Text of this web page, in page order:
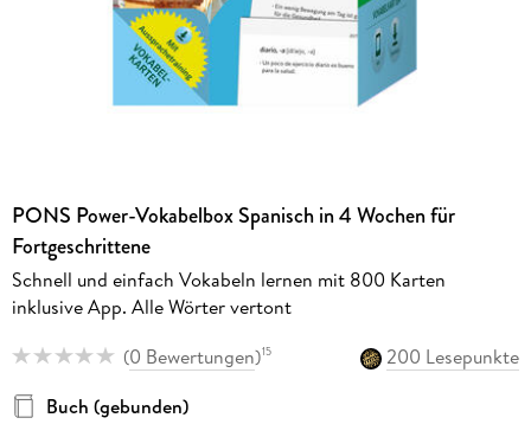
PONS Power-Vokabelbox Spanisch in 4 Wochen für
Fortgeschrittene
Schnell und einfach Vokabeln lernen mit 800 Karten
inklusive App. Alle Wörter vertont
(0 Bewertungen)15
200 Lesepunkte
Buch (gebunden)